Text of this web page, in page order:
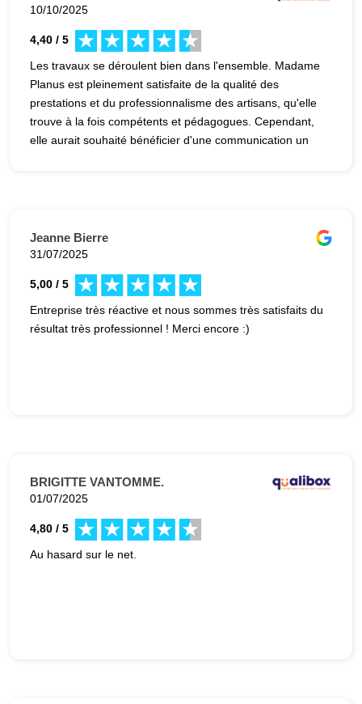
10/10/2025
4,40 / 5
Les travaux se déroulent bien dans l'ensemble. Madame
Planus est pleinement satisfaite de la qualité des
prestations et du professionnalisme des artisans, qu'elle
trouve à la fois compétents et pédagogues. Cependant,
elle aurait souhaité bénéficier d'une communication un
Jeanne Bierre
31/07/2025
5,00 / 5
Entreprise très réactive et nous sommes très satisfaits du
résultat très professionnel ! Merci encore :)
BRIGITTE VANTOMME.
01/07/2025
4,80 / 5
Au hasard sur le net.